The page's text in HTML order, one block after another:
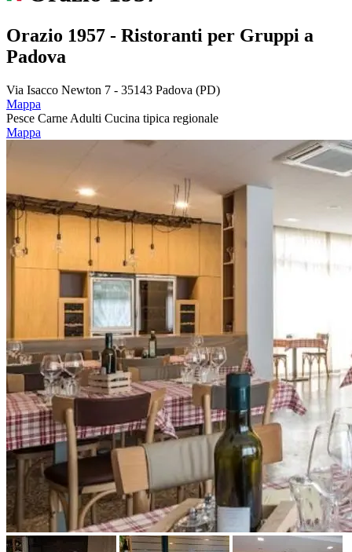
Orazio 1957 - Ristoranti per Gruppi a
Padova
Via Isacco Newton 7 - 35143 Padova (PD)
Mappa
Pesce Carne Adulti Cucina tipica regionale
Mappa